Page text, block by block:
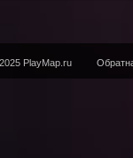
PlayMap.ru